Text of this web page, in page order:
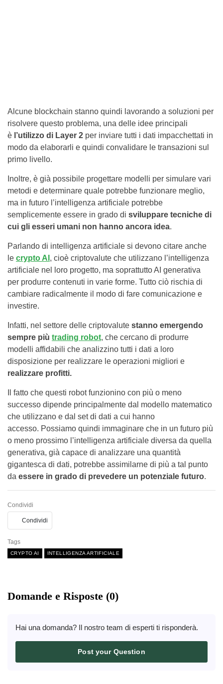
Alcune blockchain stanno quindi lavorando a soluzioni per
risolvere questo problema, una delle idee principali
è l’utilizzo di Layer 2 per inviare tutti i dati impacchettati in
modo da elaborarli e quindi convalidare le transazioni sul
primo livello.
Inoltre, è già possibile progettare modelli per simulare vari
metodi e determinare quale potrebbe funzionare meglio,
ma in futuro l’intelligenza artificiale potrebbe
semplicemente essere in grado di sviluppare tecniche di
cui gli esseri umani non hanno ancora idea.
Parlando di intelligenza artificiale si devono citare anche
le crypto AI , cioè criptovalute che utilizzano l’intelligenza
artificiale nel loro progetto, ma soprattutto AI generativa
per produrre contenuti in varie forme. Tutto ciò rischia di
cambiare radicalmente il modo di fare comunicazione e
investire.
Infatti, nel settore delle criptovalute stanno emergendo
sempre più trading robot, che cercano di produrre
modelli affidabili che analizzino tutti i dati a loro
disposizione per realizzare le operazioni migliori e
realizzare profitti.
Il fatto che questi robot funzionino con più o meno
successo dipende principalmente dal modello matematico
che utilizzano e dal set di dati a cui hanno
accesso. Possiamo quindi immaginare che in un futuro più
o meno prossimo l’intelligenza artificiale diversa da quella
generativa, già capace di analizzare una quantità
gigantesca di dati, potrebbe assimilarne di più a tal punto
da essere in grado di prevedere un potenziale futuro.
Condividi
Condividi
Tags
CRYPTO AI INTELLIGENZA ARTIFICIALE
Domande e Risposte (0)
Hai una domanda? Il nostro team di esperti ti risponderà.
Post your Question